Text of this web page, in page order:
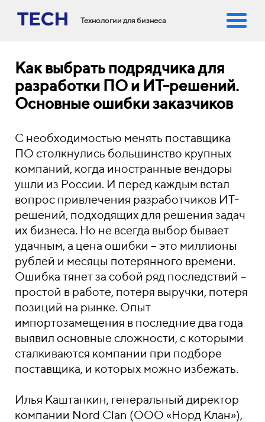
Технологии для бизнеса
Как выбрать подрядчика для
разработки ПО и ИТ-решений.
Основные ошибки заказчиков
С необходимостью менять поставщика
ПО столкнулись большинство крупных
компаний, когда иностранные вендоры
ушли из России. И перед каждым встал
вопрос привлечения разработчиков ИТ-
решений, подходящих для решения задач
их бизнеса. Но не всегда выбор бывает
удачным, а цена ошибки – это миллионы
рублей и месяцы потерянного времени.
Ошибка тянет за собой ряд последствий –
простой в работе, потеря выручки, потеря
позиций на рынке. Опыт
импортозамещения в последние два года
выявил основные сложности, с которыми
сталкиваются компании при подборе
поставщика, и которых можно избежать.
Илья Каштанкин, генеральный директор
компании Nord Clan (ООО «Норд Клан»),